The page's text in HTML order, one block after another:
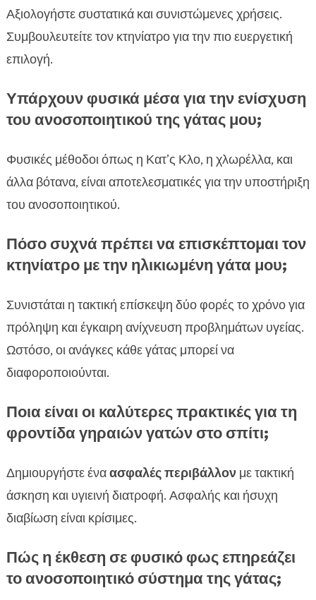
Αξιολογήστε συστατικά και συνιστώμενες χρήσεις.
Συμβουλευτείτε τον κτηνίατρο για την πιο ευεργετική
επιλογή.
Υπάρχουν φυσικά μέσα για την ενίσχυση
του ανοσοποιητικού της γάτας μου;
Φυσικές μέθοδοι όπως η Κατ’ς Κλο, η χλωρέλλα, και
άλλα βότανα, είναι αποτελεσματικές για την υποστήριξη
του ανοσοποιητικού.
Πόσο συχνά πρέπει να επισκέπτομαι τον
κτηνίατρο με την ηλικιωμένη γάτα μου;
Συνιστάται η τακτική επίσκεψη δύο φορές το χρόνο για
πρόληψη και έγκαιρη ανίχνευση προβλημάτων υγείας.
Ωστόσο, οι ανάγκες κάθε γάτας μπορεί να
διαφοροποιούνται.
Ποια είναι οι καλύτερες πρακτικές για τη
φροντίδα γηραιών γατών στο σπίτι;
Δημιουργήστε έναασφαλές περιβάλλονμε τακτική
άσκηση και υγιεινή διατροφή. Ασφαλής και ήσυχη
διαβίωση είναι κρίσιμες.
Πώς η έκθεση σε φυσικό φως επηρεάζει
το ανοσοποιητικό σύστημα της γάτας;